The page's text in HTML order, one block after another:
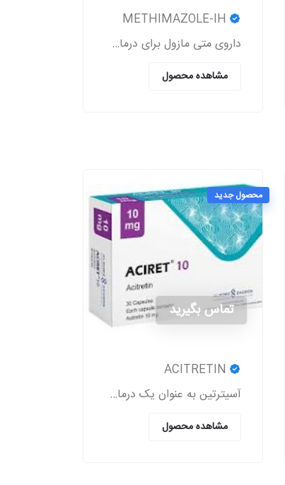
داروی متی مازول برای درمان پرکاری تیروئید (تیروئید بیش از حد فعال) (Hyperthyroidism) به کار می‌رود.
مشاهده محصول
محصول جدید
تماس بگیرید
آسیترتین به عنوان یک درمان سیستمیک قدرتمند، عمدتاً در مدیریت اختلالات شدید کراتینیزاسیون پوست به کار می‌رود.
مشاهده محصول